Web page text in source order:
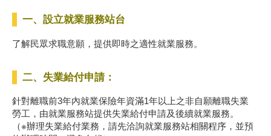
一、設立就業服務站台
了解民眾求職意願，提供即時之適性就業服務。
二、失業給付申請：
針對離職前3年內就業保險年資滿1年以上之非自願離職失業
勞工，由就業服務站提供失業給付申請及後續就業服務。
（※辦理失業給付業務，請先洽詢就業服務站相關程序，並預